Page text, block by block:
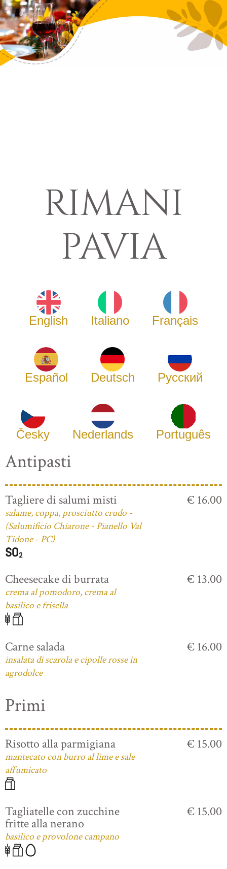
RIMANI
PAVIA
English Italiano Français
Español Deutsch Русский
Česky Nederlands Português
Antipasti
Tagliere di salumi misti
salame, coppa, prosciutto crudo -
(Salumificio Chiarone - Pianello Val
Tidone - PC)
€ 16.00
Cheesecake di burrata
crema al pomodoro, crema al
basilico e frisella
€ 13.00
Carne salada
insalata di scarola e cipolle rosse in
agrodolce
€ 16.00
Primi
Risotto alla parmigiana
mantecato con burro al lime e sale
affumicato
€ 15.00
Tagliatelle con zucchine
fritte alla nerano
basilico e provolone campano
€ 15.00